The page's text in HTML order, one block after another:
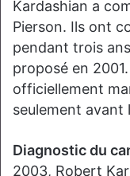
Kardashian a
Pierson. Ils ont
pendant trois
proposé en
officiellement
seulement avant
Diagnostic du
2003, Robert